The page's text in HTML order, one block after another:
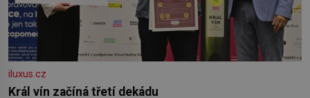
iluxus.cz
Král vín začíná třetí dekádu